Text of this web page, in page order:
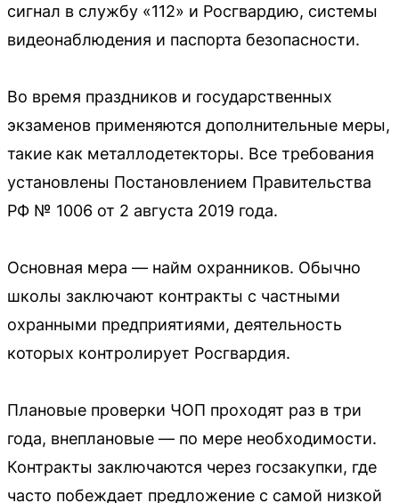
сигнал в службу «112» и Росгвардию, системы
видеонаблюдения и паспорта безопасности.
Во время праздников и государственных
экзаменов применяются дополнительные меры,
такие как металлодетекторы. Все требования
установлены Постановлением Правительства
РФ № 1006 от 2 августа 2019 года.
Основная мера — найм охранников. Обычно
школы заключают контракты с частными
охранными предприятиями, деятельность
которых контролирует Росгвардия.
Плановые проверки ЧОП проходят раз в три
года, внеплановые — по мере необходимости.
Контракты заключаются через госзакупки, где
часто побеждает предложение с самой низкой